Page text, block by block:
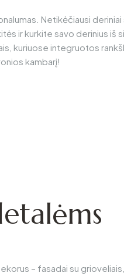
Netikėčiausi
ir kurkite savo derinius
kuriuose integruotos
kambarį!
– fasadai su